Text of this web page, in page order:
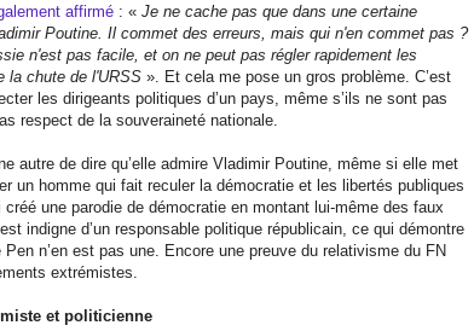
affirmé : « Je ne cache pas que dans une certaine
Poutine. Il commet des erreurs, mais qui n'en commet pas ?
n'est pas facile, et on ne peut pas régler rapidement les
la chute de l'URSS ». Et cela me pose un gros problème. C’est
les dirigeants politiques d’un pays, même s’ils ne sont pas
respect de la souveraineté nationale.
autre de dire qu’elle admire Vladimir Poutine, même si elle met
un homme qui fait reculer la démocratie et les libertés publiques
une parodie de démocratie en montant lui-même des faux
indigne d’un responsable politique républicain, ce qui démontre
Pen n’en est pas une. Encore une preuve du relativisme du FN
extrémistes.
et politicienne